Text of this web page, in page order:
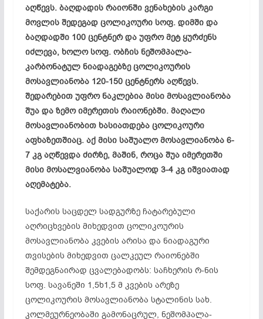
აღწევს. ბაღდადის რაიონში ვენახების კარგი
მოვლის შედეგად ცოლიკოური სოფ. დიმში და
ბაღდადში 100 ცენტნერ და უფრო მეტ ყურძენს
იძლევა, ხოლო სოფ. ობჩის ნეშომპალა-
კარბონატულ ნიადაგებზე ცოლიკოურის
მოსავლიანობა 120-150 ცენტნერს აღწევს.
შედარებით უფრო ნაკლებია მისი მოსავლიანობა
შუა და ზემო იმერეთის რაიონებში. მაღალი
მოსავლიანობით ხასიათდება ცოლიკოური
აფხაზეთშიაც. აქ მისი საშუალო მოსავლიანობა 6-
7 კგ აღწევდა ძირზე, მაშინ, როცა შუა იმერეთში
მისი მოსალვიანობა საშუალოდ 3-4 კგ იშვიათად
აღემატება.
საქარის საცდელ სადგურზე ჩატარებული
აღრიცხვების მიხედვით ცოლიკოურის
მოსავლიანობა კვების არისა და ნიადაგური
თვისების მიხედვით ცალკეულ რაიონებში
შემდეგნაირად ცვალებადობს: საჩხერის რ-ნის
სოფ. სავანეში 1,5ხ1,5 მ კვების არეზე
ცოლიკოურის მოსავლიანობა სტალინის სახ.
კოლმეურნეობაში გამონაცრულ, ნეშომპალა-